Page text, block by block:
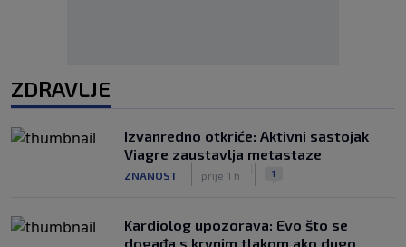
ZDRAVLJE
Izvanredno otkriće: Aktivni sastojak
Viagre zaustavlja metastaze
ZNANOST prije 1 h 1
Kardiolog upozorava: Evo što se
događa s krvnim tlakom ako dugo